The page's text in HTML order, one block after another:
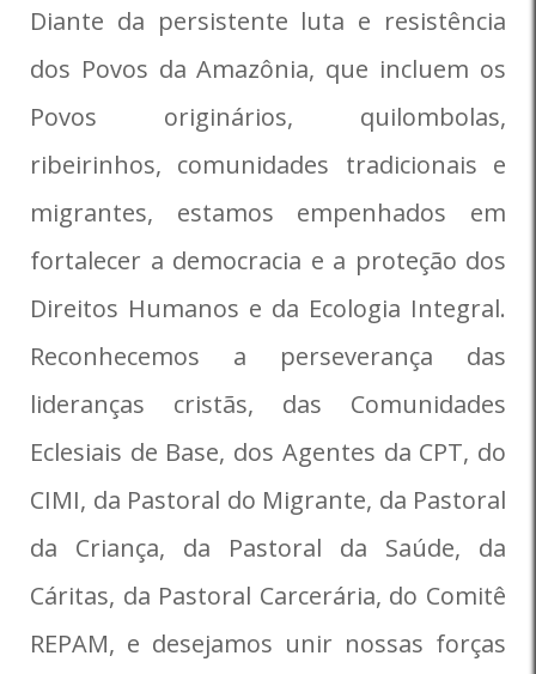
Diante da persistente luta e resistência
dos Povos da Amazônia, que incluem os
Povos originários, quilombolas,
ribeirinhos, comunidades tradicionais e
migrantes, estamos empenhados em
fortalecer a democracia e a proteção dos
Direitos Humanos e da Ecologia Integral.
Reconhecemos a perseverança das
lideranças cristãs, das Comunidades
Eclesiais de Base, dos Agentes da CPT, do
CIMI, da Pastoral do Migrante, da Pastoral
da Criança, da Pastoral da Saúde, da
Cáritas, da Pastoral Carcerária, do Comitê
REPAM, e desejamos unir nossas forças